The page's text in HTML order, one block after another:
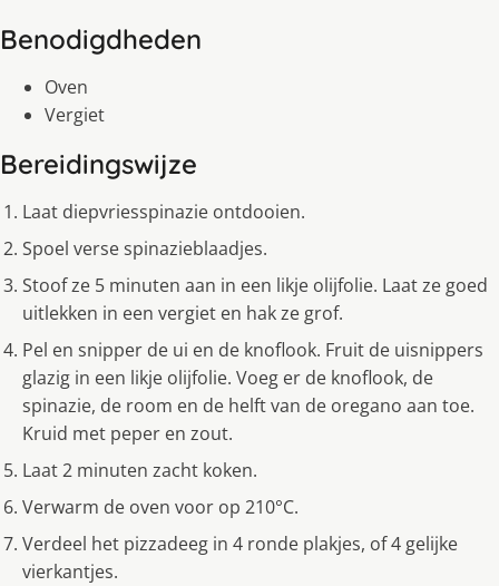
Benodigdheden
Oven
Vergiet
Bereidingswijze
Laat diepvriesspinazie ontdooien.
Spoel verse spinazieblaadjes.
Stoof ze 5 minuten aan in een likje olijfolie. Laat ze goed
uitlekken in een vergiet en hak ze grof.
Pel en snipper de ui en de knoflook. Fruit de uisnippers
glazig in een likje olijfolie. Voeg er de knoflook, de
spinazie, de room en de helft van de oregano aan toe.
Kruid met peper en zout.
Laat 2 minuten zacht koken.
Verwarm de oven voor op 210°C.
Verdeel het pizzadeeg in 4 ronde plakjes, of 4 gelijke
vierkantjes.